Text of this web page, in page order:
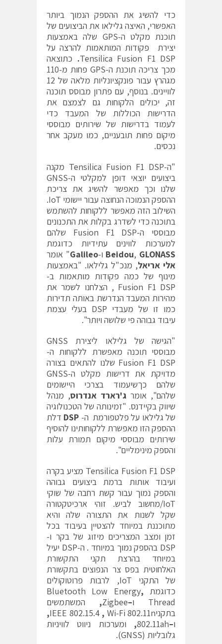
כדי להשיג את ההספק הנמוך ביותר
האפשרי, האיצה גלילאו את הביצועים של
תוכנת מקלט ה-GPS שלה באמצעות
יצירת פקודות המותאמות להרצה על
Tensilica Fusion F1 DSP
. כתוצאה
מכך צריכה תוכנת ה-GPS פחות מ-110
מגהרץ עבור פונקציונליות מלאה של 12
לוויינים. בנוסף, עם פתרון מבוסס תוכנה
זה, יכולים הלקוחות גם לצמצם את
הדרישות הכוללות של המעבד כדי
לעמוד בדרישות של שירותים מבוססי
מיקום פחות תובעניים, כמו מעקב אחר
נכסים.
"ה-Tensilica Fusion F1 DSP מקנה
ביצועים יוצאי דופן למקלטי ה-GNSS
שלנו וכך מאפשר להשיג את צריכת
ההספק הנמוכה הנחוצה עבור יישומי IoT.
השילוב הזה מאפשר ללקוחות להשתמש
בתוכנה כדי לשדרג בקלות את התכנונים
מבוססי ה-Fusion F1 DSP שלהם
למערכות לווינים עתידיות כדוגמת
Beidou, GLONASS ו-Galileo" אומר
אלי אריאל, מנכ"ל גלילאו. "באמצעות
מינוף של כמה פקודות מותאמות ב-
Fusion F1 DSP , הצלחנו לשמר את
מהירות המעבד הנדרשת באותה תדירות
כמו זו של מעבדי DSP בעלי עצמת
עיבוד גבוהה פי שלושה ויותר".
"הגישה של גלילאו ליצירת GNSS
מבוססי תוכנה מאפשרת ללקוחות ה-
Fusion F1 DSP שלנו להתאים בצורה
מדויקת את דרישות מקלט ה-GNSS
שלהם כךשיעמוד בצרכי היישומים
שלהם", אומר ג'רארד אנדרוס, מנהל
שיווק בקיידנס. "זמינותה של הטכנולוגיה
של גלילאו על פלטפורמת ה- DSP דלת
ההספק הזו מאפשרת ללקוחותינו להוסיף
שירותים מבוססי מיקום תמורת עלות
והספק מינימליים".
Tensilica Fusion F1 DSP מציע בקרה
ועיבוד אותות ברמת ביצועים גבוהה
והספק נמוך עבור קשת רחבה של שוקי
IoT/מחשוב לביש. זוהי ארכיטקטורה
שקל לשנות את התצורה שלה והיא
מתוכננת במיוחד להצטיין בעיבוד בכל
זמן ומצב המצריכים מיזוג של בקר ו-
DSP בהספק נמוך במיוחד . ה-DSP יעיל
במיוחד בהרצת תקני התקשורת
האלחוטית בפס צר הנפוצים בתקשורת
של התקני IoT, לרבות פרוטוקולים
כדוגמת Bluetooth Low Energy ,
Thread ו
–
Zigbee
, המשתמשים
בתקניIEEE 802.15.4
, Wi-Fi 802.11n
,
ו–
802.11ah
, ומערכות ניווט לוויניות
גלובליות (GNSS).